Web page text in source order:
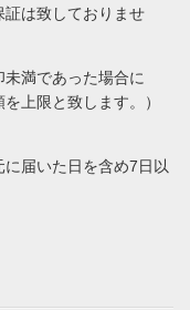
は致しておりませ
満であった場合に
上限と致します。）
届いた日を含め7日以